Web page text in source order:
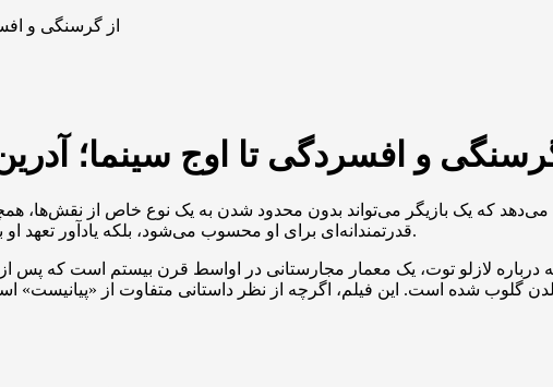
از گرسنگی و
و افسردگی تا اوج سینما؛
که یک بازیگر می‌تواند بدون محدود شدن به یک نوع خاص از نقش‌ها،
قدرتمندانه‌ای برای او محسوب می‌شود، بلکه یادآور تعهد او به هنر و نقش‌آفرینی‌های منحصر به فردش در دنیای سینما است.
لازلو توت، یک معمار مجارستانی در اواسط قرن بیستم است که پس
گلوب شده است. این فیلم، اگرچه از نظر داستانی متفاوت از «پیانیست»